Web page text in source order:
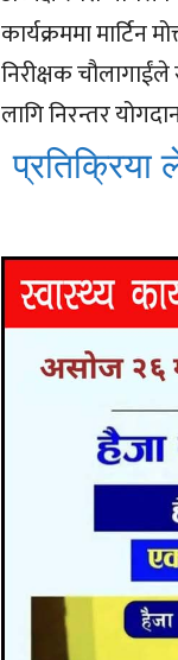
कार्यक्रममा मार्टिन
निरीक्षक
लागि निरन्तर
प्रतिक्रिया